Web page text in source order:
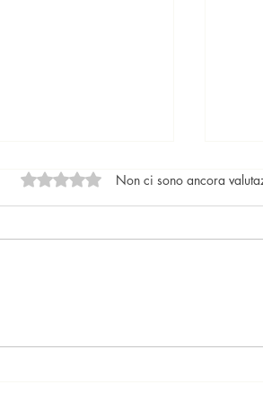
Valutazione 0 stelle su 5.
Non ci sono ancora